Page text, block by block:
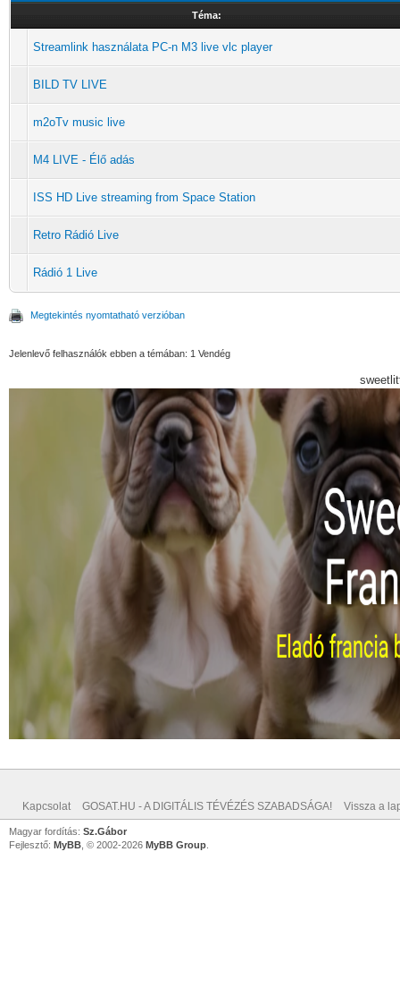
Téma:
Streamlink használata PC-n M3 live vlc player
BILD TV LIVE
m2oTv music live
M4 LIVE - Élő adás
ISS HD Live streaming from Space Station
Retro Rádió Live
Rádió 1 Live
Megtekintés nyomtatható verzióban
Jelenlevő felhasználók ebben a témában: 1 Vendég
Kapcsolat GOSAT.HU - A DIGITÁLIS TÉVÉZÉS SZABADSÁGA! Vissza a
Magyar fordítás: Sz.Gábor
Fejlesztő: MyBB , © 2002-2026 MyBB Group